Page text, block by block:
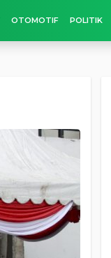
OTOMOTIF POLITIK